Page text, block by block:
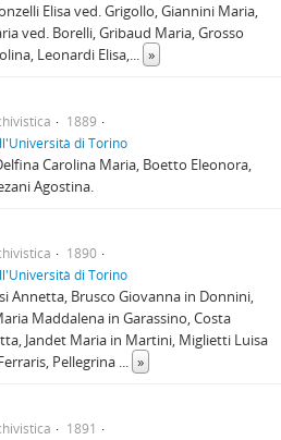
Elisa ved. Grigollo, Giannini Maria,
ved. Borelli, Gribaud Maria, Grosso
Leonardi Elisa,... »
1889
di Torino
Carolina Maria, Boetto Eleonora,
Agostina.
1890
di Torino
Annetta, Brusco Giovanna in Donnini,
Maddalena in Garassino, Costa
Jandet Maria in Martini, Miglietti Luisa
Pellegrina ... »
1891